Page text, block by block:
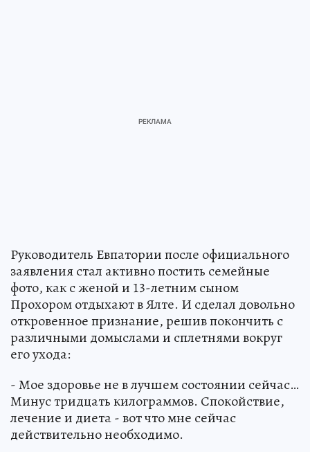
Руководитель Евпатории после официального
заявления стал активно постить семейные
фото, как с женой и 13-летним сыном
Прохором отдыхают в Ялте. И сделал довольно
откровенное признание, решив покончить с
различными домыслами и сплетнями вокруг
его ухода:
- Мое здоровье не в лучшем состоянии сейчас…
Минус тридцать килограммов. Спокойствие,
лечение и диета - вот что мне сейчас
действительно необходимо.